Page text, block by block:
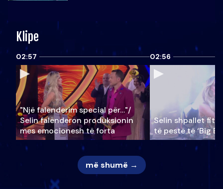
Klipe
02:57
"Një falenderim special për…"/
Selin falënderon produksionin
mes emocionesh të forta
02:56
Selin shpallet
të pestë të ‘Big
më shumë →